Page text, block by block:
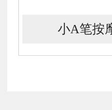
小A笔按